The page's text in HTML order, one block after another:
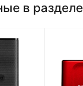
в разделе